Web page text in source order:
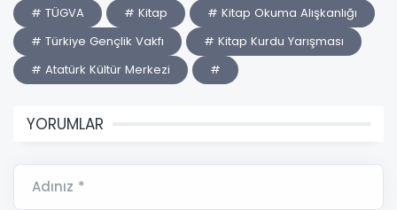
# TÜGVA
# Kitap
# Kitap Okuma Alışkanlığı
# Türkiye Gençlik Vakfı
# Kitap Kurdu Yarışması
# Atatürk Kültür Merkezi
#
YORUMLAR
Adınız *